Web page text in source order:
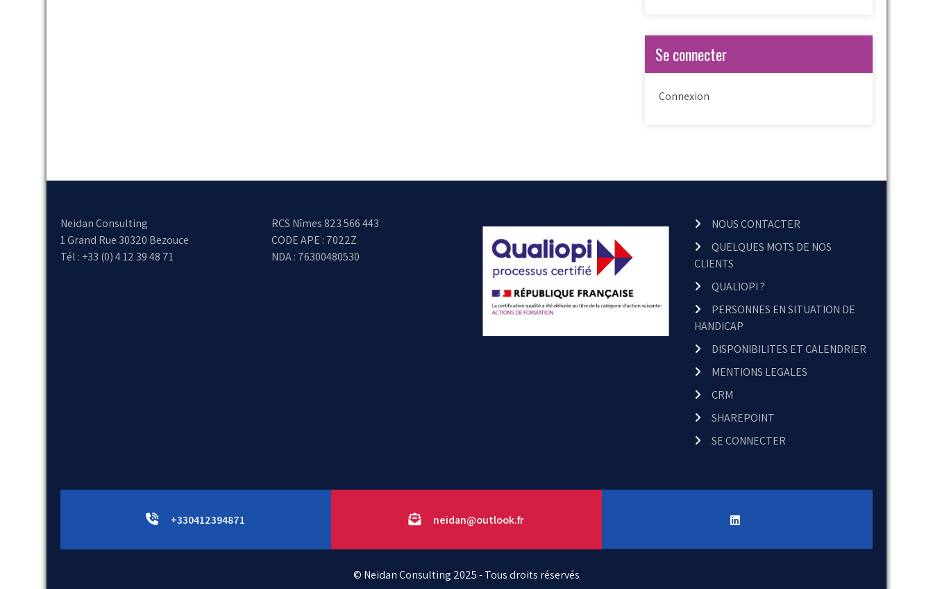
Se connecter
Connexion
Neidan Consulting
1 Grand Rue 30320 Bezouce
Tél : +33 (0) 4 12 39 48 71
RCS Nîmes 823 566 443
CODE APE : 7022Z
NDA : 76300480530
NOUS CONTACTER
QUELQUES MOTS DE NOS
CLIENTS
QUALIOPI ?
PERSONNES EN SITUATION DE
HANDICAP
DISPONIBILITES ET CALENDRIER
MENTIONS LEGALES
CRM
SHAREPOINT
SE CONNECTER
+330412394871 neidan@outlook.fr
© Neidan Consulting 2025 - Tous droits réservés